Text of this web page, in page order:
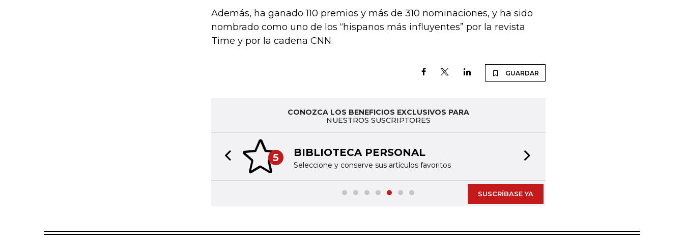
Además, ha ganado 110 premios y más de 310 nominaciones, y ha sido
nombrado como uno de los “hispanos más influyentes” por la revista
Time y por la cadena CNN.
GUARDAR
CONOZCA LOS BENEFICIOS EXCLUSIVOS PARA
NUESTROS SUSCRIPTORES
5 BIBLIOTECA PERSONAL
Seleccione y conserve sus artículos favoritos
Previous slide
SUSCRÍBASE YA